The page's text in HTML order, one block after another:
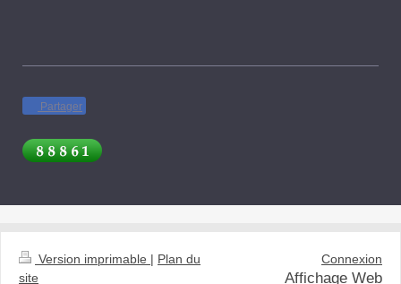
Partager
Version imprimable | Plan du
site
Connexion
Affichage Web